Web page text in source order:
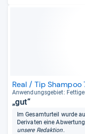
Real / Tip
Anwen­dungs­ge­biet:
„gut“
Im Gesamturteil wurde
Derivaten eine
unsere Redaktion.